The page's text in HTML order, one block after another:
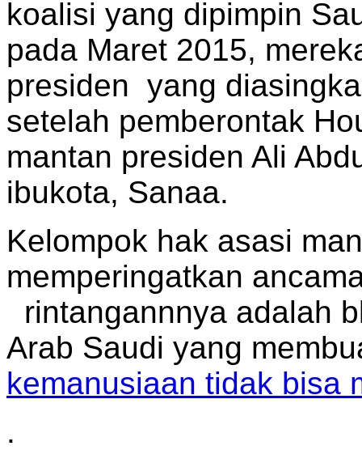
koalisi yang dipimpin
pada Maret 2015,
presiden yang
setelah pemberontak
mantan presiden Ali
ibukota, Sanaa.
Kelompok hak asasi
memperingatkan
rintangannnya adalah
Arab Saudi yang
kemanusiaan tidak bisa
.